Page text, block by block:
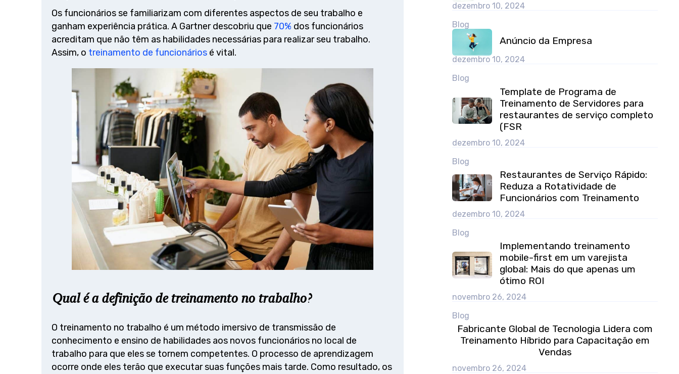
dezembro 10, 2024
Blog
Anúncio da Empresa
dezembro 10, 2024
Blog
Template de Programa de
Treinamento de Servidores para
restaurantes de serviço completo
(FSR
dezembro 10, 2024
Blog
Restaurantes de Serviço Rápido:
Reduza a Rotatividade de
Funcionários com Treinamento
dezembro 10, 2024
Blog
Implementando treinamento
mobile-first em um varejista
global: Mais do que apenas um
ótimo ROI
novembro 26, 2024
Blog
Fabricante Global de Tecnologia Lidera com
Treinamento Híbrido para Capacitação em
Vendas
novembro 26, 2024
Os funcionários se familiarizam com diferentes aspectos de seu trabalho e
ganham experiência prática. A Gartner descobriu que 70% dos funcionários
acreditam que não têm as habilidades necessárias para realizar seu trabalho.
Assim, o treinamento de funcionários é vital.
Qual é a definição de treinamento no trabalho?
O treinamento no trabalho é um método imersivo de transmissão de
conhecimento e ensino de habilidades aos novos funcionários no local de
trabalho para que eles se tornem competentes. O processo de aprendizagem
ocorre onde eles terão que executar suas funções mais tarde. Como resultado, os